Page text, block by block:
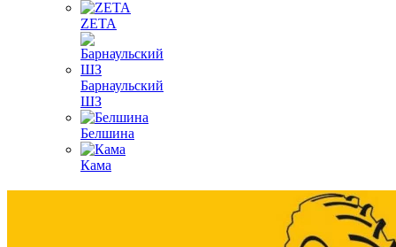
ZETA
Барнаульский
ШЗ
Белшина
Кама